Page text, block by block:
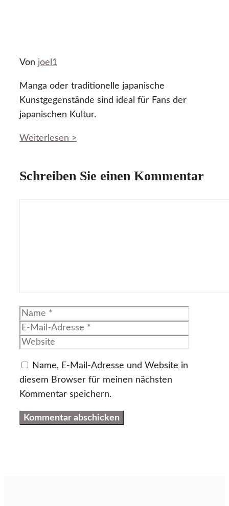
Von joel1
Manga oder traditionelle japanische
Kunstgegenstände sind ideal für Fans der
japanischen Kultur.
Weiterlesen >
Schreiben Sie einen Kommentar
Name
Name, E-Mail-Adresse und Website in
diesem Browser für meinen nächsten
Kommentar speichern.